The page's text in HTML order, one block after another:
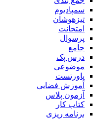
سمپادیوم
تیزهوشان
امتحانت
پرسوال
جامع
درس پک
موضوعی
پاورتست
آموزش فضایی
آزمون پلاس
کتاب کار
برنامه ریزی